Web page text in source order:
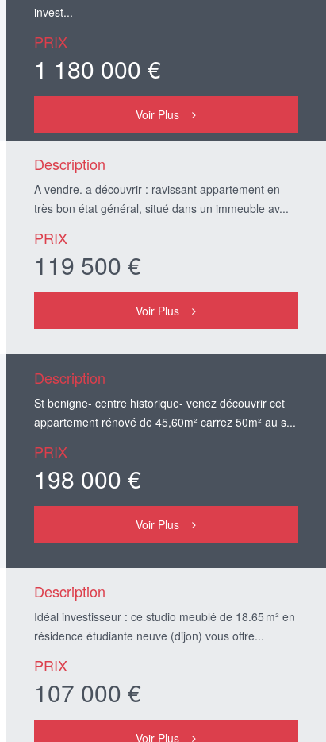
invest...
PRIX
1 180 000 €
Voir Plus
Description
A vendre. a découvrir : ravissant appartement en
très bon état général, situé dans un immeuble av...
PRIX
119 500 €
Voir Plus
Description
St benigne- centre historique- venez découvrir cet
appartement rénové de 45,60m² carrez 50m² au s...
PRIX
198 000 €
Voir Plus
Description
Idéal investisseur : ce studio meublé de 18.65 m² en
résidence étudiante neuve (dijon) vous offre...
PRIX
107 000 €
Voir Plus